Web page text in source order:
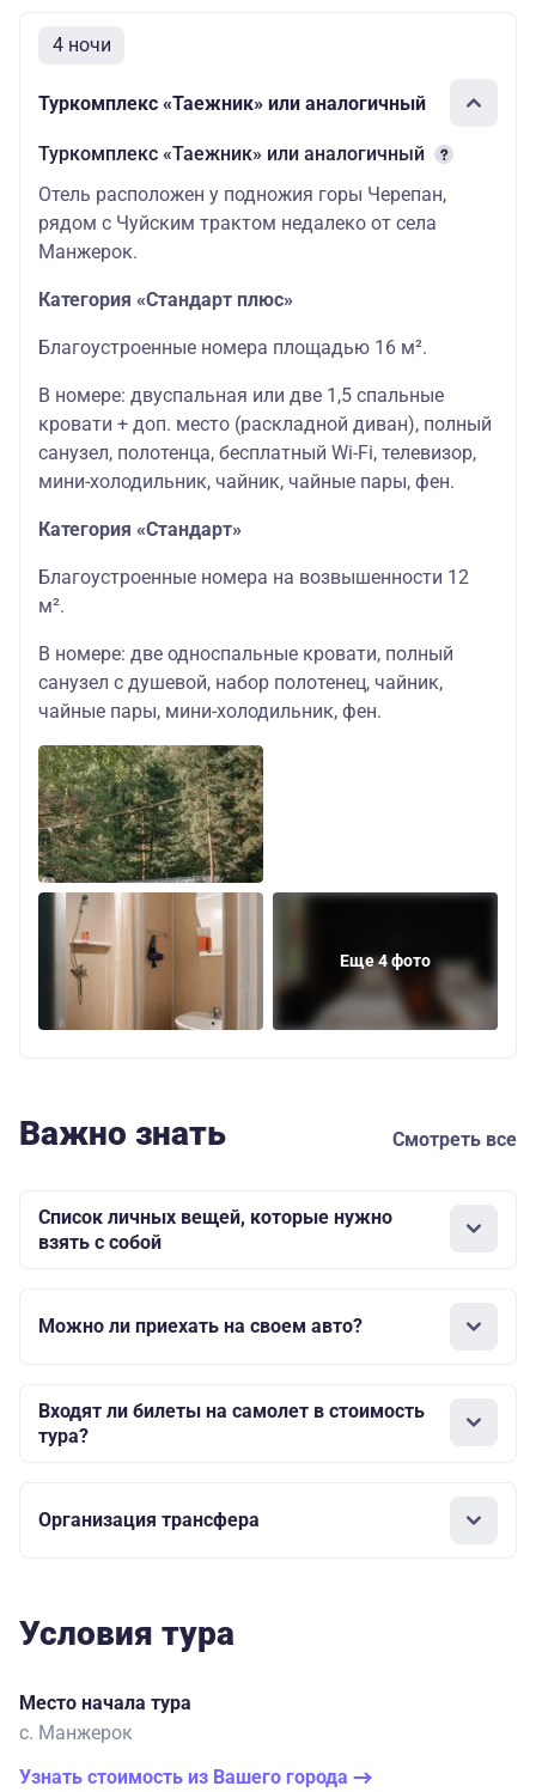
4 ночи
Туркомплекс «Таежник» или аналогичный
Туркомплекс «Таежник» или аналогичный
Отель расположен у подножия горы Черепан,
рядом с Чуйским трактом недалеко от села
Манжерок.
Категория «Стандарт плюс»
Благоустроенные номера площадью 16 м².
В номере: двуспальная или две 1,5 спальные
кровати + доп. место (раскладной диван), полный
санузел, полотенца, бесплатный Wi-Fi, телевизор,
мини-холодильник, чайник, чайные пары, фен.
Категория «Стандарт»
Благоустроенные номера на возвышенности 12
м².
В номере: две односпальные кровати, полный
санузел с душевой, набор полотенец, чайник,
чайные пары, мини-холодильник, фен.
Еще 4 фото
Важно знать Смотреть все
Список личных вещей, которые нужно
взять с собой
Можно ли приехать на своем авто?
Входят ли билеты на самолет в стоимость
тура?
Организация трансфера
Условия тура
Место начала тура
с. Манжерок
Узнать стоимость из Вашего города